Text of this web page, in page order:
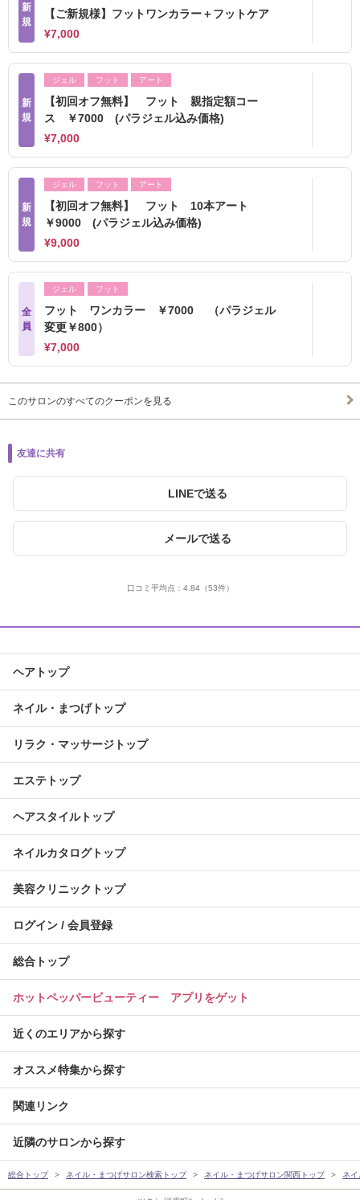
新
規
【ご新規様】フットワンカラー＋フットケア
¥7,000
新
規
ジェル フット アート
【初回オフ無料】 フット 親指定額コー
ス ￥7000 (パラジェル込み価格)
¥7,000
新
規
ジェル フット アート
【初回オフ無料】 フット 10本アート
￥9000 (パラジェル込み価格)
¥9,000
全
員
ジェル フット
フット ワンカラー ￥7000 （パラジェル
変更￥800）
¥7,000
このサロンのすべてのクーポンを見る
友達に共有
LINEで送る
メールで送る
口コミ平均点： 4.84（53件）
ヘアトップ
ネイル・まつげトップ
リラク・マッサージトップ
エステトップ
ヘアスタイルトップ
ネイルカタログトップ
美容クリニックトップ
ログイン / 会員登録
総合トップ
ホットペッパービューティー アプリをゲット
近くのエリアから探す
オススメ特集から探す
関連リンク
近隣のサロンから探す
総合トップ ネイル・まつげサロン検索トップ ネイル・まつげサロン関西トップ ネ